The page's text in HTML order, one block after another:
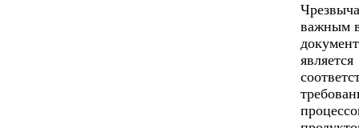
важным
является